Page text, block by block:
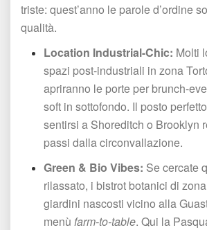
triste: quest’anno le parole d’ordine
qualità.
Location Industrial-Chic: Molti
pazi post-industriali in zona
apriranno le porte per brunch-
oft in sottofondo. Il posto
entirsi a Shoreditch o Brooklyn
passi dalla circonvallazione.
Green & Bio Vibes: Se cercate
rilassato, i bistrot botanici di
giardini nascosti vicino alla
menù farm-to-table. Qui la